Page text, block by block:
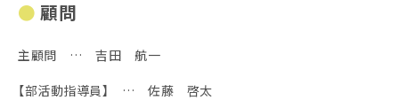
顧問
主顧問 … 吉田 航一
【部活動指導員】 … 佐藤 啓太